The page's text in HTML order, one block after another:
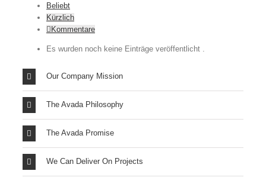
Beliebt
Kürzlich
Kommentare
Es wurden noch keine Einträge veröffentlicht .
Our Company Mission
The Avada Philosophy
The Avada Promise
We Can Deliver On Projects